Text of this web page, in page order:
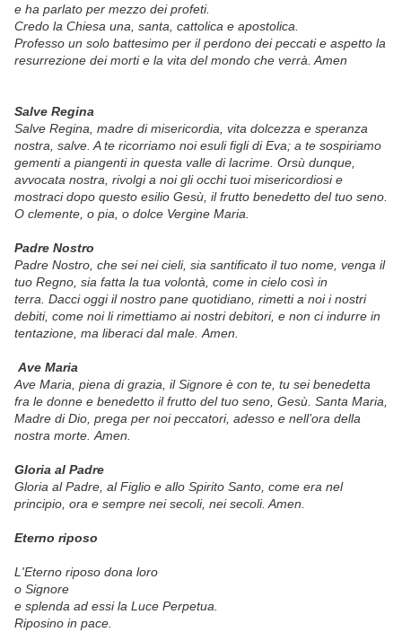
e ha parlato per mezzo dei profeti.
Credo la Chiesa una, santa, cattolica e apostolica.
Professo un solo battesimo per il perdono dei peccati e aspetto la
resurrezione dei morti e la vita del mondo che verrà. Amen
Salve Regina
Salve Regina, madre di misericordia, vita dolcezza e speranza
nostra, salve. A te ricorriamo noi esuli figli di Eva; a te sospiriamo
gementi a piangenti in questa valle di lacrime. Orsù dunque,
avvocata nostra, rivolgi a noi gli occhi tuoi misericordiosi e
mostraci dopo questo esilio Gesù, il frutto benedetto del tuo seno.
O clemente, o pia, o dolce Vergine Maria.
Padre Nostro
Padre Nostro, che sei nei cieli, sia santificato il tuo nome, venga il
tuo Regno, sia fatta la tua volontà, come in cielo così in
terra. Dacci oggi il nostro pane quotidiano, rimetti a noi i nostri
debiti, come noi li rimettiamo ai nostri debitori, e non ci indurre in
tentazione, ma liberaci dal male. Amen.
Ave Maria
Ave Maria, piena di grazia, il Signore è con te, tu sei benedetta
fra le donne e benedetto il frutto del tuo seno, Gesù. Santa Maria,
Madre di Dio, prega per noi peccatori, adesso e nell’ora della
nostra morte. Amen.
Gloria al Padre
Gloria al Padre, al Figlio e allo Spirito Santo, come era nel
principio, ora e sempre nei secoli, nei secoli. Amen.
Eterno riposo
L'Eterno riposo dona loro
o Signore
e splenda ad essi la Luce Perpetua.
Riposino in pace.